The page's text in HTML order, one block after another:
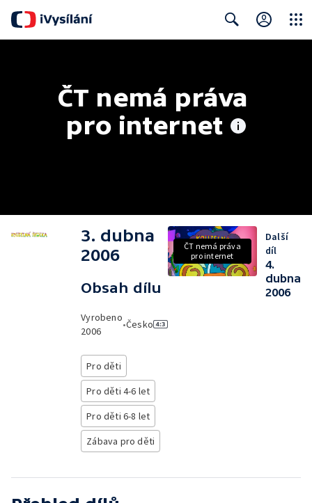
ČT nemá práva
pro internet
3. dubna
2006
Obsah dílu
Vyrobeno
2006
•Česko
Pro děti
Pro děti 4-6 let
Pro děti 6-8 let
Zábava pro děti
ČT nemá práva
pro internet
Další
díl
4.
dubna
2006